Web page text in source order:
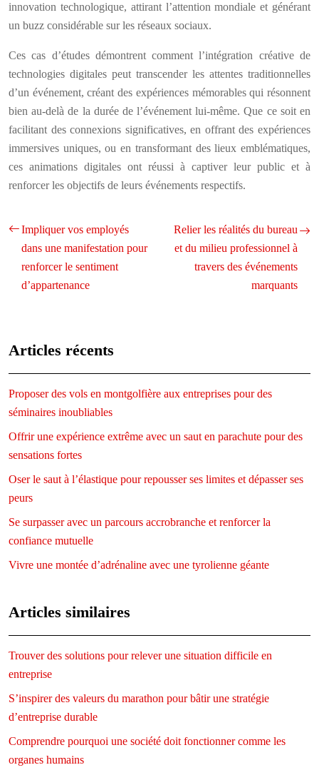
innovation technologique, attirant l’attention mondiale et générant
un buzz considérable sur les réseaux sociaux.
Ces cas d’études démontrent comment l’intégration créative de
technologies digitales peut transcender les attentes traditionnelles
d’un événement, créant des expériences mémorables qui résonnent
bien au-delà de la durée de l’événement lui-même. Que ce soit en
facilitant des connexions significatives, en offrant des expériences
immersives uniques, ou en transformant des lieux emblématiques,
ces animations digitales ont réussi à captiver leur public et à
renforcer les objectifs de leurs événements respectifs.
Impliquer vos employés
dans une manifestation pour
renforcer le sentiment
d’appartenance
Relier les réalités du bureau
et du milieu professionnel à
travers des événements
marquants
Articles récents
Proposer des vols en montgolfière aux entreprises pour des
séminaires inoubliables
Offrir une expérience extrême avec un saut en parachute pour des
sensations fortes
Oser le saut à l’élastique pour repousser ses limites et dépasser ses
peurs
Se surpasser avec un parcours accrobranche et renforcer la
confiance mutuelle
Vivre une montée d’adrénaline avec une tyrolienne géante
Articles similaires
Trouver des solutions pour relever une situation difficile en
entreprise
S’inspirer des valeurs du marathon pour bâtir une stratégie
d’entreprise durable
Comprendre pourquoi une société doit fonctionner comme les
organes humains